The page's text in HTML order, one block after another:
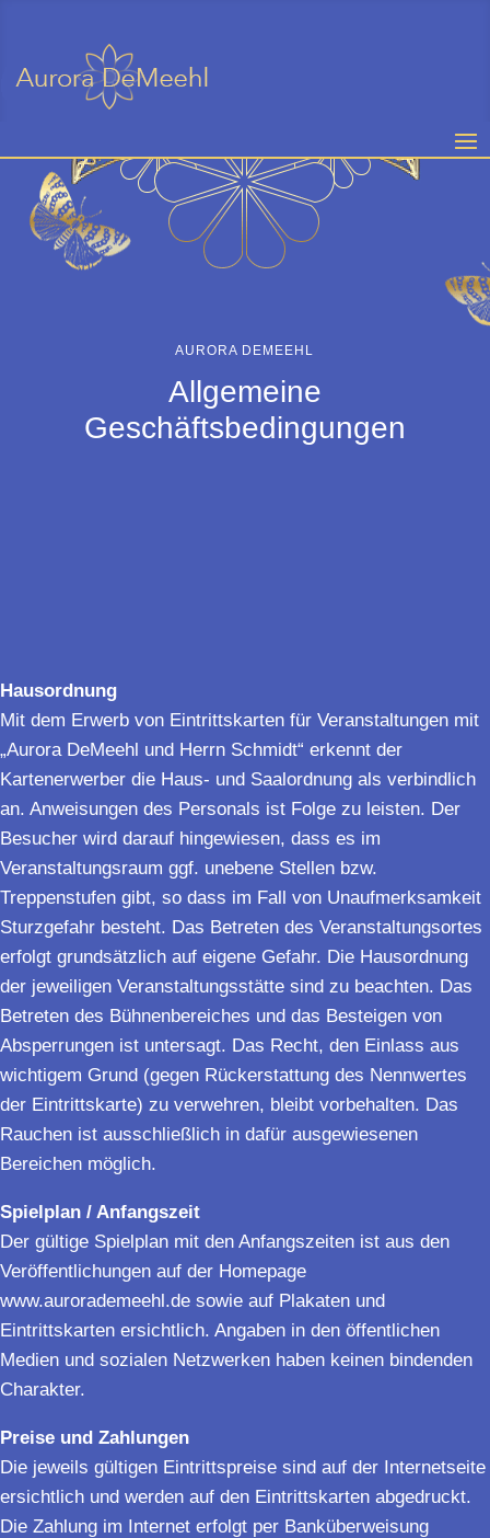
AURORA DEMEEHL
Allgemeine
Geschäftsbedingungen
Hausordnung
Mit dem Erwerb von Eintrittskarten für Veranstaltungen mit
„Aurora DeMeehl und Herrn Schmidt“ erkennt der
Kartenerwerber die Haus- und Saalordnung als verbindlich
an. Anweisungen des Personals ist Folge zu leisten. Der
Besucher wird darauf hingewiesen, dass es im
Veranstaltungsraum ggf. unebene Stellen bzw.
Treppenstufen gibt, so dass im Fall von Unaufmerksamkeit
Sturzgefahr besteht. Das Betreten des Veranstaltungsortes
erfolgt grundsätzlich auf eigene Gefahr. Die Hausordnung
der jeweiligen Veranstaltungsstätte sind zu beachten. Das
Betreten des Bühnenbereiches und das Besteigen von
Absperrungen ist untersagt. Das Recht, den Einlass aus
wichtigem Grund (gegen Rückerstattung des Nennwertes
der Eintrittskarte) zu verwehren, bleibt vorbehalten. Das
Rauchen ist ausschließlich in dafür ausgewiesenen
Bereichen möglich.
Spielplan / Anfangszeit
Der gültige Spielplan mit den Anfangszeiten ist aus den
Veröffentlichungen auf der Homepage
www.aurorademeehl.de sowie auf Plakaten und
Eintrittskarten ersichtlich. Angaben in den öffentlichen
Medien und sozialen Netzwerken haben keinen bindenden
Charakter.
Preise und Zahlungen
Die jeweils gültigen Eintrittspreise sind auf der Internetseite
ersichtlich und werden auf den Eintrittskarten abgedruckt.
Die Zahlung im Internet erfolgt per Banküberweisung